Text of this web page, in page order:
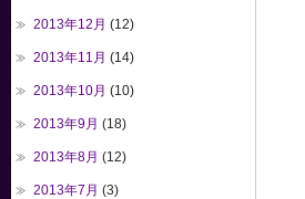
2013年12月 (12)
2013年11月 (14)
2013年10月 (10)
2013年9月 (18)
2013年8月 (12)
2013年7月 (3)